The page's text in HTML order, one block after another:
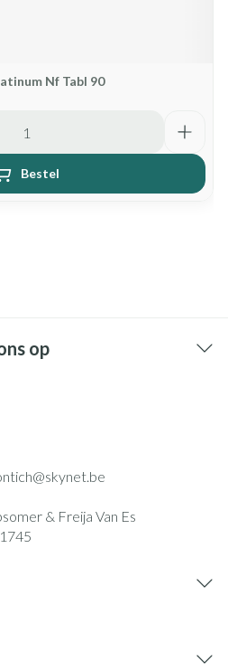
Nf Tabl 90
Bestel
op
skynet.be
& Freija Van Es